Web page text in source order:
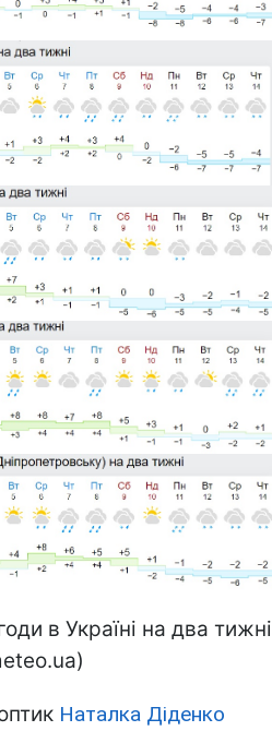
в Україні на два тижні
Наталка Діденко